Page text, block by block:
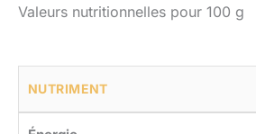
Valeurs nutritionnelles pour 100 g
NUTRIMENT